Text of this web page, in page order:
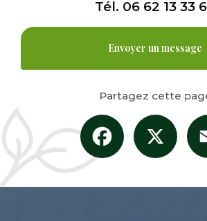
Tél. 06 62 13 33
Envoyer un message
Partagez cette
Facebook